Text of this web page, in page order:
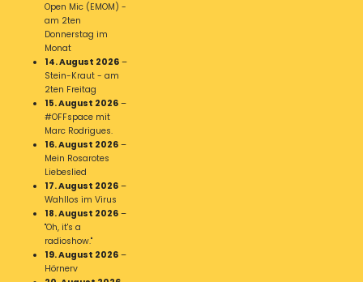
Open Mic (EMOM) -
am 2ten
Donnerstag im
Monat
14. August 2026 –
Stein-Kraut - am
2ten Freitag
15. August 2026 –
#OFFspace mit
Marc Rodrigues.
16. August 2026 –
Mein Rosarotes
Liebeslied
17. August 2026 –
Wahllos im Virus
18. August 2026 –
"Oh, it's a
radioshow."
19. August 2026 –
Hörnerv